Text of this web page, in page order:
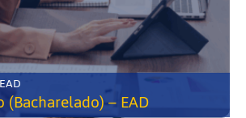
MG • • EAD
– EAD